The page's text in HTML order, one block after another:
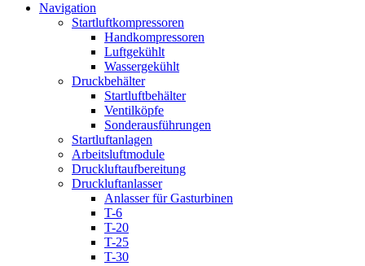
Navigation
Startluftkompressoren
Handkompressoren
Luftgekühlt
Wassergekühlt
Druckbehälter
Startluftbehälter
Ventilköpfe
Sonderausführungen
Startluftanlagen
Arbeitsluftmodule
Druckluftaufbereitung
Druckluftanlasser
Anlasser für Gasturbinen
T-6
T-20
T-25
T-30